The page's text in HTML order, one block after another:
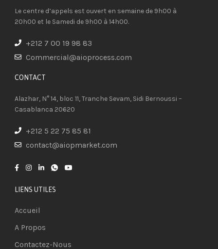
Le centre d’appels est ouvert en semaine de 9h00 à
20h00 et le Samedi de 9h00 à 14h00.
+212 7 00 19 98 83
Commercial@aioprocess.com
CONTACT​
Alazhar, N° 14, bloc 11, Tranche Sevam, Sidi Bernoussi –
Casablanca 20620
+212 5 22 75 85 81
contact@aiopmarket.com
LIENS UTILES
Accueil
A Propos
Contactez-Nous